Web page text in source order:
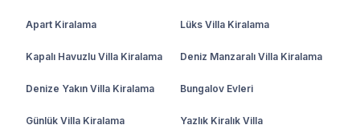
Apart Kiralama Lüks Villa Kiralama
Kapalı Havuzlu Villa Kiralama Deniz Manzaralı Villa Kiralama
Denize Yakın Villa Kiralama Bungalov Evleri
Günlük Villa Kiralama Yazlık Kiralık Villa